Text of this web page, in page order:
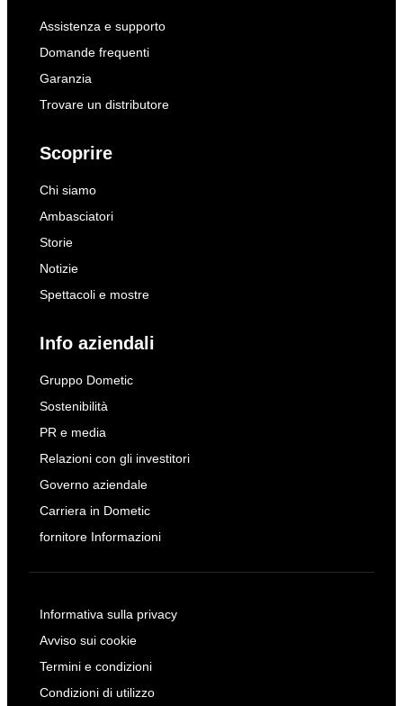
Assistenza e supporto
Domande frequenti
Garanzia
Trovare un distributore
Scoprire
Chi siamo
Ambasciatori
Storie
Notizie
Spettacoli e mostre
Info aziendali
Gruppo Dometic
Sostenibilità
PR e media
Relazioni con gli investitori
Governo aziendale
Carriera in Dometic
fornitore Informazioni
Informativa sulla privacy
Avviso sui cookie
Termini e condizioni
Condizioni di utilizzo